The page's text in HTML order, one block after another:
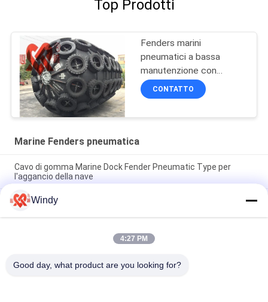
Top Prodotti
Fenders marini
pneumatici a bassa
manutenzione con
elevata durata in nero
CONTATTO
Marine Fenders pneumatica
Cavo di gomma Marine Dock Fender Pneumatic Type per
l'aggancio della nave
Cuscini ammortizzatori gonfiabili ad alta resistenza della
barca, cuscini ammortizzatori di gomma di Yokohama per i
bacini
SGS Marine Fenders Tyres Type Completely pneumatica di
Windy
4:27 PM
Good day, what product are you looking for?